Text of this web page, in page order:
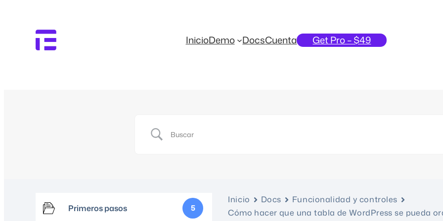
InicioDemo DocsCuenta Get Pro – $49
Primeros pasos 5
Inicio Docs
Funcionalidad y controles
Cómo hacer que una tabla de WordPress se pueda